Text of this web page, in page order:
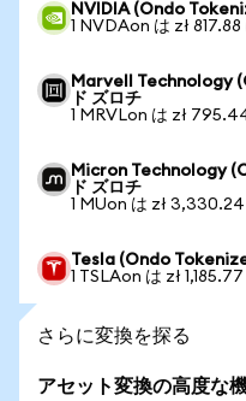
NVIDIA (Ondo
1 NVDAon は zł 817.88
Marvell Technology
ド ズロチ
1 MRVLon は zł
Micron Technology
ド ズロチ
1 MUon は zł 3,330.24
Tesla (Ondo
1 TSLAon は zł
さらに変換を探る
アセット変換の高度な